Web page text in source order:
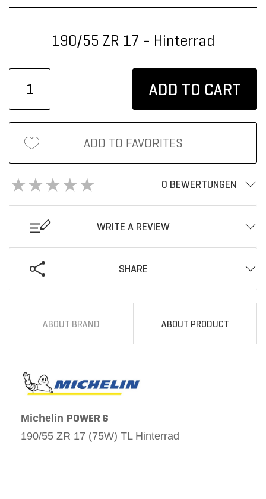
190/55 ZR 17 - Hinterrad
ADD TO CART
ADD TO FAVORITES
0 BEWERTUNGEN
WRITE A REVIEW
SHARE
ABOUT BRAND ABOUT PRODUCT
Michelin POWER 6
190/55 ZR 17 (75W) TL Hinterrad